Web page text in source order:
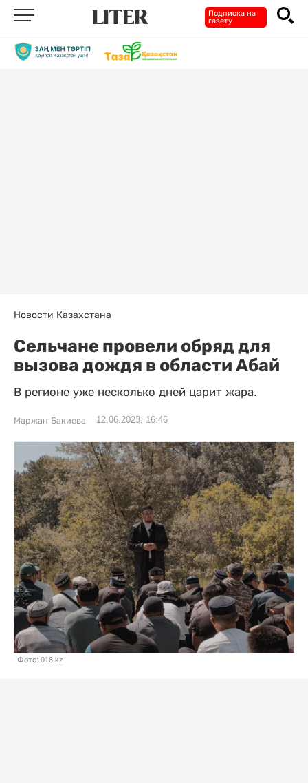
Подписка на
газету
Новости Казахстана
Сельчане провели обряд для
вызова дождя в области Абай
В регионе уже несколько дней царит жара.
Маржан Бакиева 12.06.2023, 16:46
Фото: 018.kz